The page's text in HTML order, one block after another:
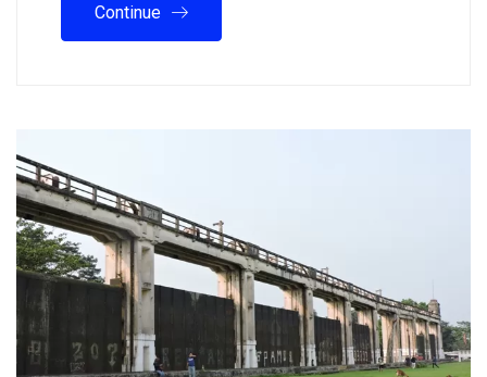
Continue